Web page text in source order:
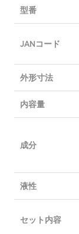
型番
JANコード
外形寸法
内容量
成分
液性
セット内容